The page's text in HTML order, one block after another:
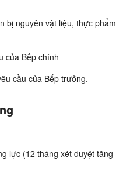
bị nguyên vật liệu, thực phẩm
của Bếp chính
cầu của Bếp trưởng.
lực (12 tháng xét duyệt tăng